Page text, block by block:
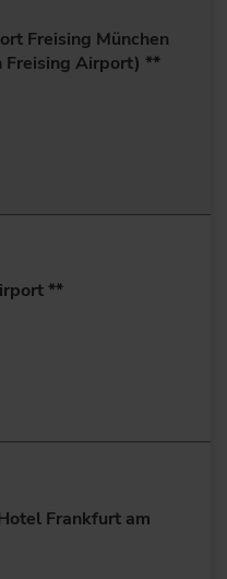
Freising München
Freising Airport) **
**
Frankfurt am